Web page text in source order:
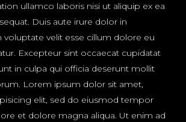
ullamco laboris nisi ut aliquip ex ea
Duis aute irure dolor in
voluptate velit esse cillum dolore eu
Excepteur sint occaecat cupidatat
in culpa qui officia deserunt mollit
Lorem ipsum dolor sit amet,
elit, sed do eiusmod tempor
et dolore magna aliqua. Ut enim ad